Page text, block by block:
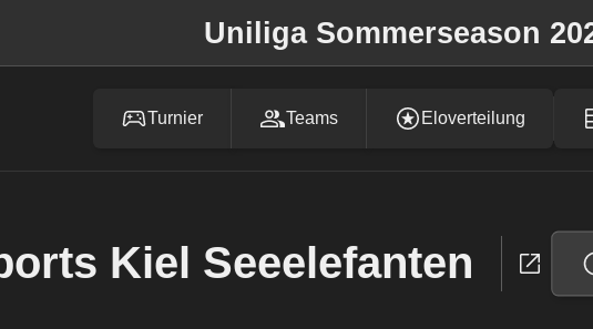
Uniliga Sommerseason
Turnier Teams Eloverteilung
Kiel Seeelefanten